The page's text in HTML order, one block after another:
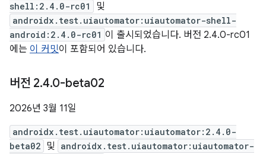
shell:2.4.0-rc01
및
androidx.test.uiautomator:uiautomator-shell-
android:2.4.0-rc01 이 출시되었습니다. 버전 2.4.0-rc01
에는 이 커밋이 포함되어 있습니다.
버전 2.4.0-beta02
2026년 3월 11일
androidx.test.uiautomator:uiautomator:2.4.0-
beta02 및 androidx.test.uiautomator:uiautomator-